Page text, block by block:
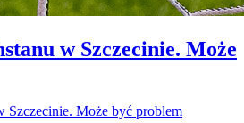
w Szczecinie. Może